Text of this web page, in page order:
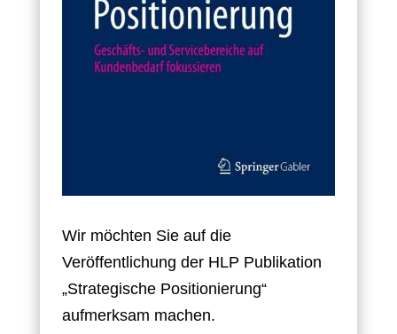
Wir möchten Sie auf die
Veröffentlichung der HLP Publikation
„Strategische Positionierung“
aufmerksam machen.